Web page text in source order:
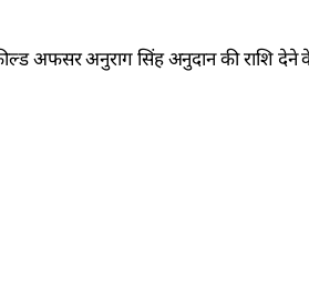
अफसर अनुराग सिंह अनुदान की राशि देने